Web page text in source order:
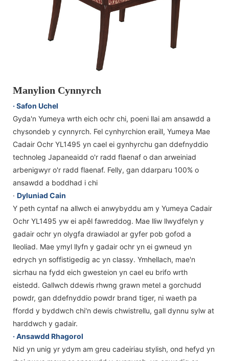
Manylion Cynnyrch
· Safon Uchel
Gyda'n Yumeya wrth eich ochr chi, poeni llai am ansawdd a
chysondeb y cynnyrch. Fel cynhyrchion eraill, Yumeya Mae
Cadair Ochr YL1495 yn cael ei gynhyrchu gan ddefnyddio
technoleg Japaneaidd o'r radd flaenaf o dan arweiniad
arbenigwyr o'r radd flaenaf. Felly, gan ddarparu 100% o
ansawdd a boddhad i chi
· Dyluniad Cain
Y peth cyntaf na allwch ei anwybyddu am y Yumeya Cadair
Ochr YL1495 yw ei apêl fawreddog. Mae lliw llwydfelyn y
gadair ochr yn olygfa drawiadol ar gyfer pob gofod a
lleoliad. Mae ymyl llyfn y gadair ochr yn ei gwneud yn
edrych yn soffistigedig ac yn classy. Ymhellach, mae'n
sicrhau na fydd eich gwesteion yn cael eu brifo wrth
eistedd. Gallwch ddewis rhwng grawn metel a gorchudd
powdr, gan ddefnyddio powdr brand tiger, ni waeth pa
ffordd y byddwch chi'n dewis chwistrellu, gall dynnu sylw at
harddwch y gadair.
· Ansawdd Rhagorol
Nid yn unig yr ydym am greu cadeiriau stylish, ond hefyd yn